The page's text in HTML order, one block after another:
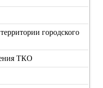
городского
ТКО